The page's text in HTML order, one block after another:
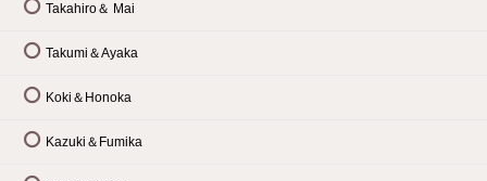
Takahiro＆ Mai
Takumi＆Ayaka
Koki＆Honoka
Kazuki＆Fumika